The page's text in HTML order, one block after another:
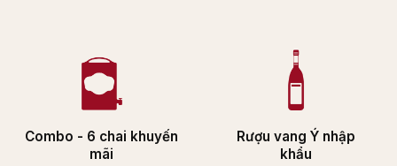
Combo - 6 chai khuyến
mãi
Rượu vang Ý nhập
khẩu